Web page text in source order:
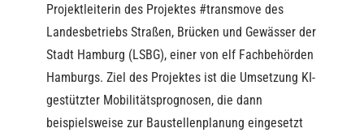
Projektleiterin des Projektes #transmove des
Landesbetriebs Straßen, Brücken und Gewässer der
Stadt Hamburg (LSBG), einer von elf Fachbehörden
Hamburgs. Ziel des Projektes ist die Umsetzung KI-
gestützter Mobilitätsprognosen, die dann
beispielsweise zur Baustellenplanung eingesetzt